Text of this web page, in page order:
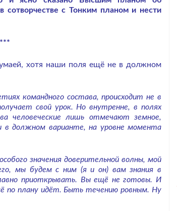
сотворчестве с Тонким планом и нести
хотя наши поля ещё не в должном
командного состава, происходит не в
свой урок. Но внутренне, в полях
человеческие лишь отмечают земное,
в должном варианте, на уровне момента
значения доверительной волны, мой
мы будем с ним (я и он) вам знания в
приоткрывать. Вы ещё не готовы. И
по плану идёт. Быть течению ровным. Ну